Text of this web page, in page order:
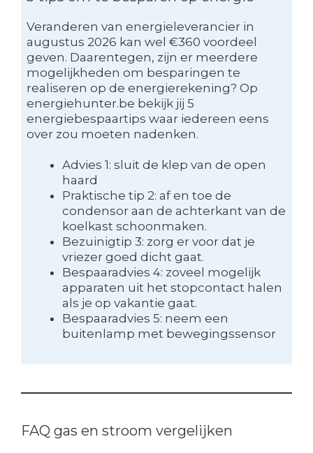
Veranderen van energieleverancier in
augustus 2026 kan wel €360 voordeel
geven. Daarentegen, zijn er meerdere
mogelijkheden om besparingen te
realiseren op de energierekening? Op
energiehunter.be bekijk jij 5
energiebespaartips waar iedereen eens
over zou moeten nadenken.
Advies 1: sluit de klep van de open
haard
Praktische tip 2: af en toe de
condensor aan de achterkant van de
koelkast schoonmaken.
Bezuinigtip 3: zorg er voor dat je
vriezer goed dicht gaat.
Bespaaradvies 4: zoveel mogelijk
apparaten uit het stopcontact halen
als je op vakantie gaat.
Bespaaradvies 5: neem een
buitenlamp met bewegingssensor
FAQ gas en stroom vergelijken